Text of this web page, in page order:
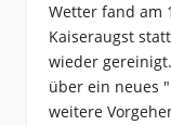
Wetter fand am
Kaiseraugst
wieder
über ein neues
weitere